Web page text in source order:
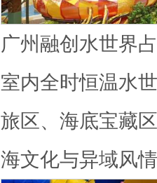
广州融创水世界
室内全时恒温水
旅区、海底宝藏
海文化与异域风